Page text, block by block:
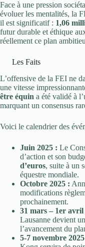
Face à une pression
évoluer les mentalités, la
il est significatif : 1,06
futur durable et éthique
réellement ce plan
Les Faits
L’offensive de la FEI ne
une vitesse
être équin a été validé à
marquant un consensus
Voici le calendrier des
Juin 2025 : Le
d’action et son
d’euros, suite à un
équestre mondiale.
Octobre 2025 :
modifications
prochainement.
31 mars – 1er avril
Lausanne devient
l’avancement du
5-7 novembre